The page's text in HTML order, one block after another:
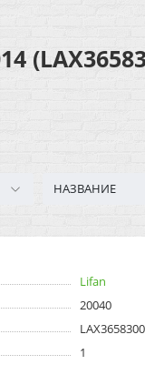
НАЗВАНИЕ
Lifan
20040
LAX3658300
1